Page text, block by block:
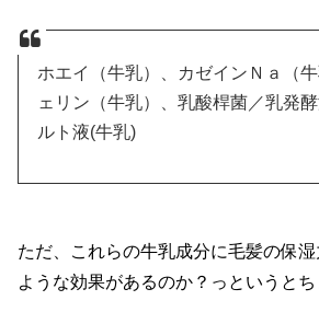
ホエイ（牛乳）、カゼインＮａ（
ェリン（牛乳）、乳酸桿菌／乳発
ルト液(牛乳)
ただ、これらの牛乳成分に毛髪の保
ような効果があるのか？っというとち